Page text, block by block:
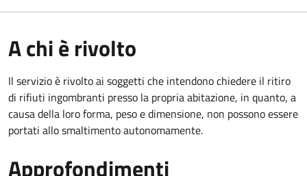
A chi è rivolto
Il servizio è rivolto ai soggetti che intendono chiedere il ritiro
di rifiuti ingombranti presso la propria abitazione, in quanto, a
causa della loro forma, peso e dimensione, non possono essere
portati allo smaltimento autonomamente.
Approfondimenti